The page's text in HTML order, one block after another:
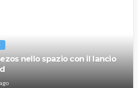
nello spazio con il lancio